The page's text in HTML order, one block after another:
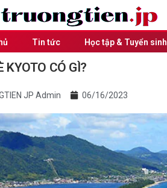
Tin tức Học tập & Tuyển sinh
KYOTO CÓ GÌ?
JP Admin 06/16/2023